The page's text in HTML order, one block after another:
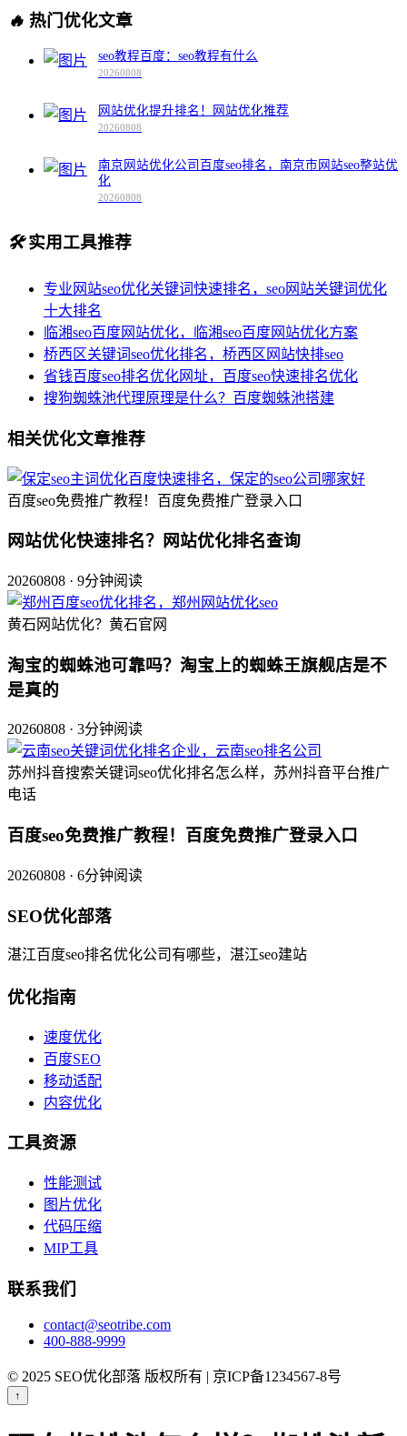
🔥 热门优化文章
seo教程百度：seo教程有什么
20260808
网站优化提升排名！网站优化推荐
20260808
南京网站优化公司百度seo排名，南京市网站seo整站优
化
20260808
🛠️实用工具推荐
专业网站seo优化关键词快速排名，seo网站关键词优化
十大排名
临湘seo百度网站优化，临湘seo百度网站优化方案
桥西区关键词seo优化排名，桥西区网站快排seo
省钱百度seo排名优化网址，百度seo快速排名优化
搜狗蜘蛛池代理原理是什么？百度蜘蛛池搭建
相关优化文章推荐
百度seo免费推广教程！百度免费推广登录入口
网站优化快速排名？网站优化排名查询
20260808 · 9分钟阅读
黄石网站优化？黄石官网
淘宝的蜘蛛池可靠吗？淘宝上的蜘蛛王旗舰店是不
是真的
20260808 · 3分钟阅读
苏州抖音搜索关键词seo优化排名怎么样，苏州抖音平台推广
电话
百度seo免费推广教程！百度免费推广登录入口
20260808 · 6分钟阅读
SEO优化部落
湛江百度seo排名优化公司有哪些，湛江seo建站
优化指南
速度优化
百度SEO
移动适配
内容优化
工具资源
性能测试
图片优化
代码压缩
MIP工具
联系我们
contact@seotribe.com
400-888-9999
© 2025 SEO优化部落 版权所有 | 京ICP备1234567-8号
↑